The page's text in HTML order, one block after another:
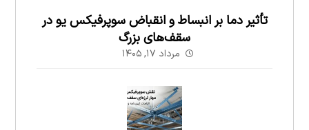
تأثیر دما بر انبساط و انقباض سوپرفیکس یو در
سقف‌های بزرگ
مرداد ۱۷, ۱۴۰۵